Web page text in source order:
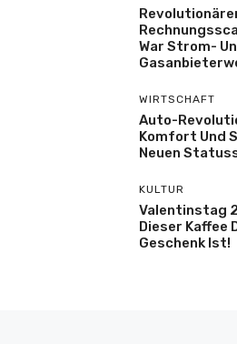
War Strom-
WIRTSCHAFT
Auto-
Komfort Und
Neuen
KULTUR
Valentinstag
Dieser Kaffee
Geschenk Ist!